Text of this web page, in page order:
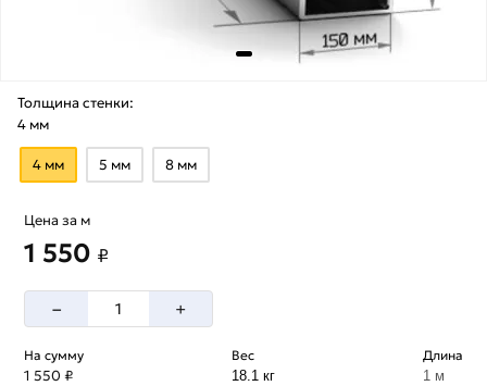
Толщина стенки:
4 мм
4 мм 5 мм 8 мм
Цена за м
1 550 ₽
– +
На сумму
1 550 ₽
Вес
18.1 кг
Длина
1 м